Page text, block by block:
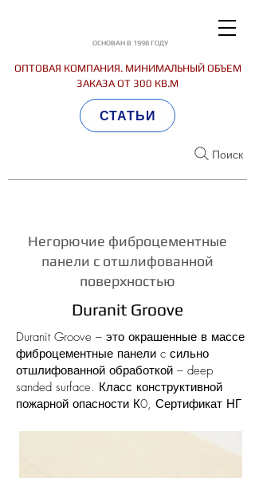
ОСНОВАН В 1998 ГОДУ
ОПТОВАЯ КОМПАНИЯ. МИНИМАЛЬНЫЙ ОБЪЕМ
ЗАКАЗА ОТ 300 КВ.М
Поиск
СТАТЬИ
Негорючие фиброцементные
панели c отшлифованной
поверхностью
Duranit Groove
Duranit Groove – это окрашенные в массе
фиброцементные панели c сильно
отшлифованной обработкой – deep
sanded surface. Класс конструктивной
пожарной опасности К0, Сертификат НГ